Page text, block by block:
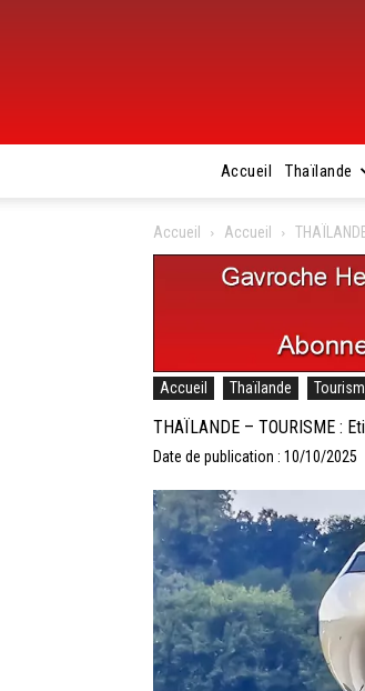
Accueil Thaïlande
Accueil Accueil
Accueil Thaïlande
THAÏLANDE – TOURISME :
Date de publication : 10/10/2025